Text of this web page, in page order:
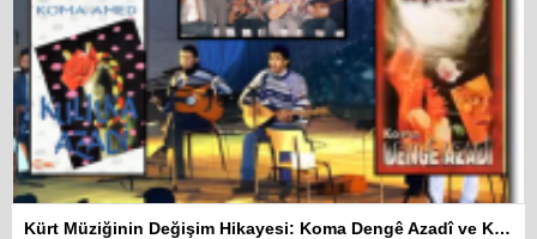
Kürt Müziğinin Değişim Hikayesi: Koma Dengê Azadî ve Koma Amed